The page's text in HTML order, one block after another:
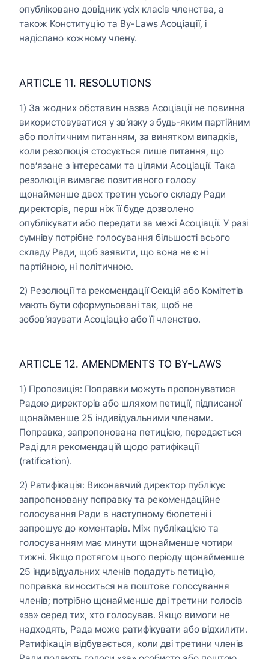
опубліковано довідник усіх класів членства, а
також Конституцію та By-Laws Асоціації, і
надіслано кожному члену.
ARTICLE 11. RESOLUTIONS
1) За жодних обставин назва Асоціації не повинна
використовуватися у зв’язку з будь-яким партійним
або політичним питанням, за винятком випадків,
коли резолюція стосується лише питання, що
пов’язане з інтересами та цілями Асоціації. Така
резолюція вимагає позитивного голосу
щонайменше двох третин усього складу Ради
директорів, перш ніж її буде дозволено
опублікувати або передати за межі Асоціації. У разі
сумніву потрібне голосування більшості всього
складу Ради, щоб заявити, що вона не є ні
партійною, ні політичною.
2) Резолюції та рекомендації Секцій або Комітетів
мають бути сформульовані так, щоб не
зобов’язувати Асоціацію або її членство.
ARTICLE 12. AMENDMENTS TO BY-LAWS
1) Пропозиція: Поправки можуть пропонуватися
Радою директорів або шляхом петиції, підписаної
щонайменше 25 індивідуальними членами.
Поправка, запропонована петицією, передається
Раді для рекомендацій щодо ратифікації
(ratification).
2) Ратифікація: Виконавчий директор публікує
запропоновану поправку та рекомендаційне
голосування Ради в наступному бюлетені і
запрошує до коментарів. Між публікацією та
голосуванням має минути щонайменше чотири
тижні. Якщо протягом цього періоду щонайменше
25 індивідуальних членів подадуть петицію,
поправка виноситься на поштове голосування
членів; потрібно щонайменше дві третини голосів
«за» серед тих, хто голосував. Якщо вимоги не
надходять, Рада може ратифікувати або відхилити.
Ратифікація відбувається, коли дві третини членів